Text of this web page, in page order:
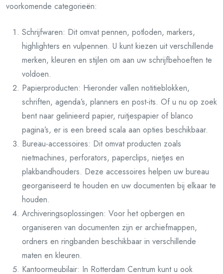
voorkomende categorieën:
Schrijfwaren: Dit omvat pennen, potloden, markers,
highlighters en vulpennen. U kunt kiezen uit verschillende
merken, kleuren en stijlen om aan uw schrijfbehoeften te
voldoen.
Papierproducten: Hieronder vallen notitieblokken,
schriften, agenda’s, planners en post-its. Of u nu op zoek
bent naar gelinieerd papier, ruitjespapier of blanco
pagina’s, er is een breed scala aan opties beschikbaar.
Bureau-accessoires: Dit omvat producten zoals
nietmachines, perforators, paperclips, nietjes en
plakbandhouders. Deze accessoires helpen uw bureau
georganiseerd te houden en uw documenten bij elkaar te
houden.
Archiveringsoplossingen: Voor het opbergen en
organiseren van documenten zijn er archiefmappen,
ordners en ringbanden beschikbaar in verschillende
maten en kleuren.
Kantoormeubilair: In Rotterdam Centrum kunt u ook